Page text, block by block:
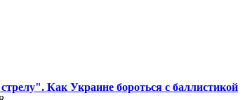
Как Украине бороться с баллистикой